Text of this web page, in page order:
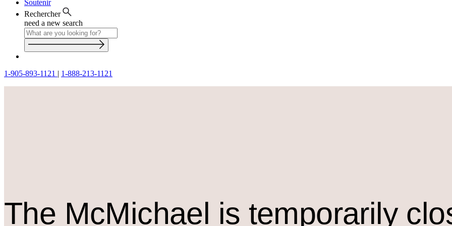
Soutenir
Rechercher
need a new search
1-905-893-1121 | 1-888-213-1121
The McMichael is temporarily